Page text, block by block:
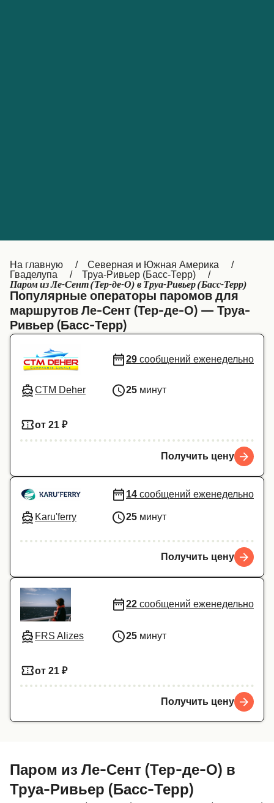
Italia Canada (FR)
Canada België (NL)
Ελλάδα Belgique (FR)
Polska Deutschland
Schweiz (DE) Norge
Україна
На главную
Северная и Южная Америка
Гваделупа
Труа-Ривьер (Басс-Терр)
Паром из Ле-Сент (Тер-де-О) в Труа-Ривьер (Басс-Терр)
Популярные операторы паромов для
маршрутов Ле-Сент (Тер-де-О) — Труа-
Ривьер (Басс-Терр)
CTM Deher
29 сообщений еженедельно
25 минут
от 21 ₽
Получить цену
Karu'ferry
14 сообщений еженедельно
25 минут
Получить цену
FRS Alizes
22 сообщений еженедельно
25 минут
от 21 ₽
Получить цену
Паром из Ле-Сент (Тер-де-О) в
Труа-Ривьер (Басс-Терр)